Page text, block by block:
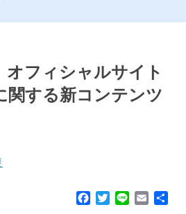
オフィシャルサイト
関する新コンテンツ
T
E